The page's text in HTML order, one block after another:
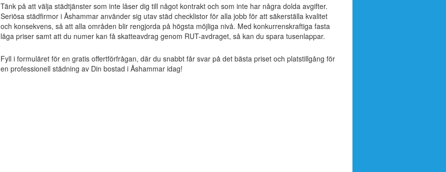
Tänk på att välja städtjänster som inte låser dig till något kontrakt och som inte har några dolda avgifter.
Seriösa städfirmor i Åshammar använder sig utav städ checklistor för alla jobb för att säkerställa kvalitet
och konsekvens, så att alla områden blir rengjorda på högsta möjliga nivå. Med konkurrenskraftiga fasta
låga priser samt att du numer kan få skatteavdrag genom RUT-avdraget, så kan du spara tusenlappar.
Fyll i formuläret för en gratis offertförfrågan, där du snabbt får svar på det bästa priset och platstillgång för
en professionell städning av Din bostad i Åshammar idag!